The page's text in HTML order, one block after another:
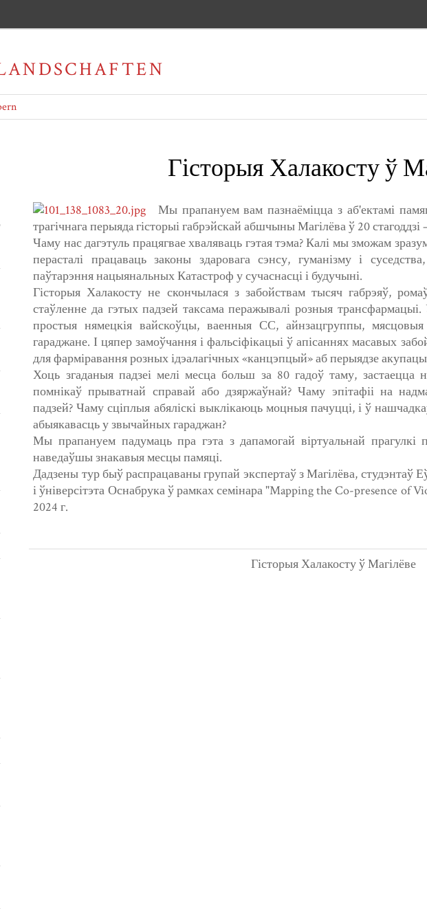
Гісторыя Халакосту ў
Мы прапануем вам пазнаёміцца з аб'ектамі
трагічнага перыядa гісторыі габрэйскай абшчыны Магілёва ў 20
Чаму нас дагэтуль працягвае хваляваць гэтая тэма? Калі мы зможам
перасталі працаваць законы здаровага сэнсу, гуманізму і
паўтарэння нацыянальных Катастроф у сучаснасці і будучыні.
Гісторыя Халакосту не скончылася з забойствам тысяч габрэяў,
стаўленне да гэтых падзей таксама перажывалі розныя
простыя нямецкія вайскоўцы, ваенныя СС, айнзацгруппы, мясцовыя
гараджане. І цяпер замоўчання і фальсіфікацыі ў апісаннях масавых
для фарміравання розных ідэалагічных «канцэпцый» аб перыядзе
Хоць згаданыя падзеі мелі месца больш за 80 гадоў таму, застаецца
помнікаў прыватнай справай або дзяржаўнай? Чаму эпітафіі на
падзей? Чаму сціплыя абяліскі выклікаюць моцныя пачуцці, і ў
абыякавасць у звычайных гараджан?
Мы прапануем падумаць пра гэта з дапамогай віртуальнай прагулкі
наведаўшы знакавыя месцы памяці.
Дадзены тур быў распрацаваны групай экспертаў з Магілёва, студэнтаў
і ўніверсітэта Оснабрука ў рамках семінара "Mapping the Co-presence of
2024 г.
Гісторыя Халакосту ў Магілёве